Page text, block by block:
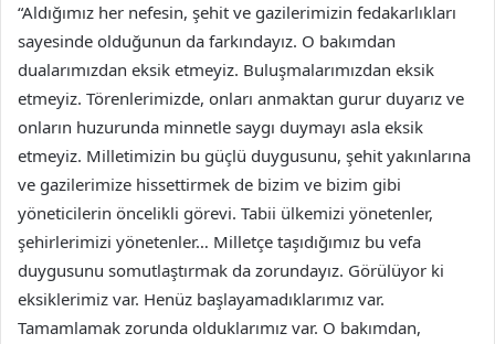
“Aldığımız her nefesin, şehit ve gazilerimizin fedakarlıkları
sayesinde olduğunun da farkındayız. O bakımdan
dualarımızdan eksik etmeyiz. Buluşmalarımızdan eksik
etmeyiz. Törenlerimizde, onları anmaktan gurur duyarız ve
onların huzurunda minnetle saygı duymayı asla eksik
etmeyiz. Milletimizin bu güçlü duygusunu, şehit yakınlarına
ve gazilerimize hissettirmek de bizim ve bizim gibi
yöneticilerin öncelikli görevi. Tabii ülkemizi yönetenler,
şehirlerimizi yönetenler… Milletçe taşıdığımız bu vefa
duygusunu somutlaştırmak da zorundayız. Görülüyor ki
eksiklerimiz var. Henüz başlayamadıklarımız var.
Tamamlamak zorunda olduklarımız var. O bakımdan,